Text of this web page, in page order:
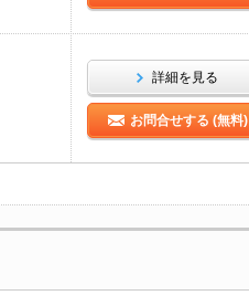
詳細を見る
お問合せする (無料)